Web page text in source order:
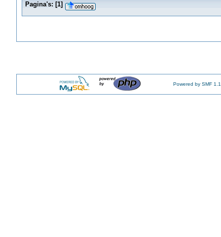
Pagina's: [1]
Powered by SMF